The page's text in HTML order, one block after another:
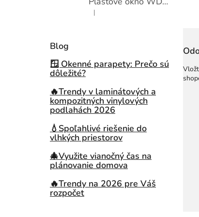
Hodnotenie produktu je 5 z 5
|
Blog
🪟 Okenné parapety: Prečo sú
dôležité?
🔥Trendy v laminátových a
kompozitných vinylových
podlahách 2026
💧Spoľahlivé riešenie do
vlhkých priestorov
🎄Využite vianočný čas na
plánovanie domova
🔥Trendy na 2026 pre Váš
rozpočet